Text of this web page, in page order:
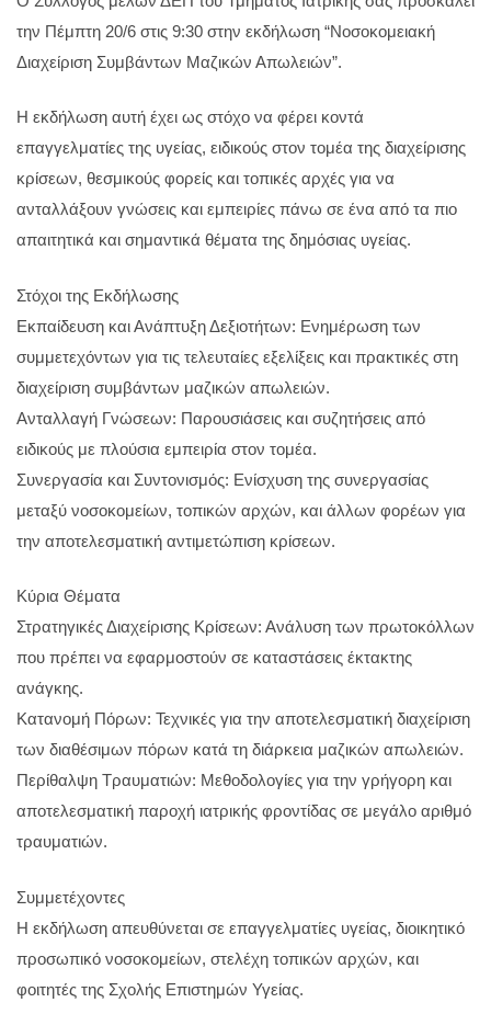
την Πέμπτη 20/6 στις 9:30 στην εκδήλωση “Νοσοκομειακή
Διαχείριση Συμβάντων Μαζικών Απωλειών”.
Η εκδήλωση αυτή έχει ως στόχο να φέρει κοντά
επαγγελματίες της υγείας, ειδικούς στον τομέα της διαχείρισης
κρίσεων, θεσμικούς φορείς και τοπικές αρχές για να
ανταλλάξουν γνώσεις και εμπειρίες πάνω σε ένα από τα πιο
απαιτητικά και σημαντικά θέματα της δημόσιας υγείας.
Στόχοι της Εκδήλωσης
Εκπαίδευση και Ανάπτυξη Δεξιοτήτων: Ενημέρωση των
συμμετεχόντων για τις τελευταίες εξελίξεις και πρακτικές στη
διαχείριση συμβάντων μαζικών απωλειών.
Ανταλλαγή Γνώσεων: Παρουσιάσεις και συζητήσεις από
ειδικούς με πλούσια εμπειρία στον τομέα.
Συνεργασία και Συντονισμός: Ενίσχυση της συνεργασίας
μεταξύ νοσοκομείων, τοπικών αρχών, και άλλων φορέων για
την αποτελεσματική αντιμετώπιση κρίσεων.
Κύρια Θέματα
Στρατηγικές Διαχείρισης Κρίσεων: Ανάλυση των πρωτοκόλλων
που πρέπει να εφαρμοστούν σε καταστάσεις έκτακτης
ανάγκης.
Κατανομή Πόρων: Τεχνικές για την αποτελεσματική διαχείριση
των διαθέσιμων πόρων κατά τη διάρκεια μαζικών απωλειών.
Περίθαλψη Τραυματιών: Μεθοδολογίες για την γρήγορη και
αποτελεσματική παροχή ιατρικής φροντίδας σε μεγάλο αριθμό
τραυματιών.
Συμμετέχοντες
Η εκδήλωση απευθύνεται σε επαγγελματίες υγείας, διοικητικό
προσωπικό νοσοκομείων, στελέχη τοπικών αρχών, και
φοιτητές της Σχολής Επιστημών Υγείας.